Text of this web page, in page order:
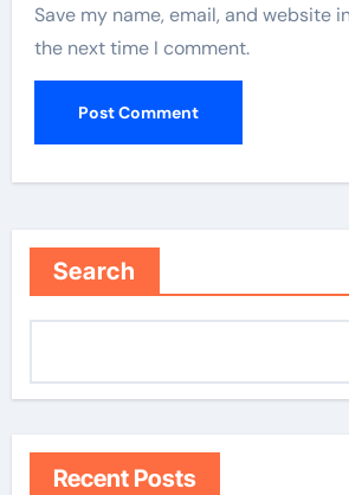
Save my name, email, and website
the next time I comment.
Search
Recent Posts